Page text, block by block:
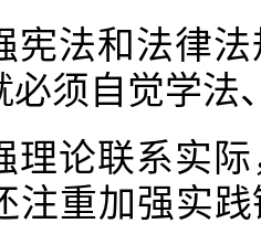
宪法和法律
必须自觉学法
理论联系实
注重加强实